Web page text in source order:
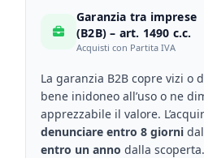
Garanzia tra imprese
(B2B) – art. 1490 c.c.
Acquisti con Partita IVA
La garanzia B2B copre vizi o
bene inidoneo all’uso o ne
apprezzabile il valore.
denunciare entro 8 giorni
entro un anno dalla scoperta.